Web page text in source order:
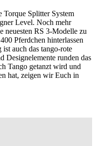
Torque Splitter System
Level. Noch mehr
neuesten RS 3-Modelle zu
Pferdchen hinterlassen
auch das tango-rote
Designelemente runden das
Tango getanzt wird und
hat, zeigen wir Euch in